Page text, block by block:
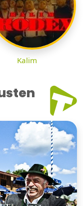
Kalim